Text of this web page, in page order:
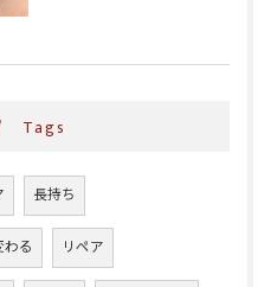
Tags
長持ち
る リペア